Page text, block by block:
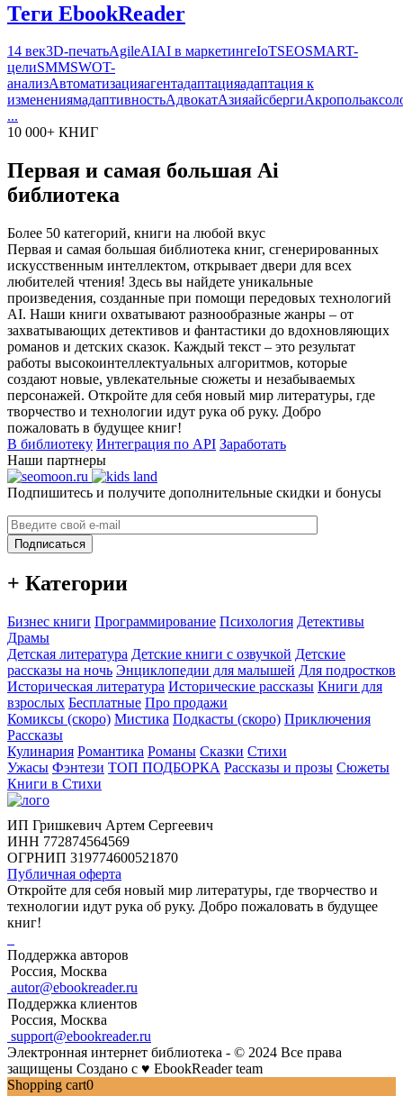
Теги EbookReader
14 век3D-печатьAgileAIAI в маркетингеIoTSEOSMART-
целиSMMSWOT-
анализАвтоматизацияагентадаптацияадаптация к
изменениямадаптивностьАдвокатАзияайсбергиАкрополь
...
10 000+ КНИГ
Первая и самая большая Ai
библиотека
Более 50 категорий, книги на любой вкус
Первая и самая большая библиотека книг, сгенерированных
искусственным интеллектом, открывает двери для всех
любителей чтения! Здесь вы найдете уникальные
произведения, созданные при помощи передовых технологий
AI. Наши книги охватывают разнообразные жанры – от
захватывающих детективов и фантастики до вдохновляющих
романов и детских сказок. Каждый текст – это результат
работы высокоинтеллектуальных алгоритмов, которые
создают новые, увлекательные сюжеты и незабываемых
персонажей. Откройте для себя новый мир литературы, где
творчество и технологии идут рука об руку. Добро
пожаловать в будущее книг!
В библиотеку Интеграция по API Заработать
Наши партнеры
Подпишитесь и получите дополнительные скидки и бонусы
Подписаться
+ Категории
Бизнес книги Программирование Психология Детективы
Драмы
Детская литература Детские книги с озвучкой Детские
рассказы на ночь Энциклопедии для малышей Для подростков
Историческая литература Исторические рассказы Книги для
взрослых Бесплатные Про продажи
Комиксы (скоро) Мистика Подкасты (скоро) Приключения
Рассказы
Кулинария Романтика Романы Сказки Стихи
Ужасы Фэнтези ТОП ПОДБОРКА Рассказы и прозы Сюжеты
Книги в Стихи
ИП Гришкевич Артем Сергеевич
ИНН 772874564569
ОГРНИП 319774600521870
Публичная оферта
Откройте для себя новый мир литературы, где творчество и
технологии идут рука об руку. Добро пожаловать в будущее
книг!
Поддержка авторов
Россия, Москва
autor@ebookreader.ru
Поддержка клиентов
Россия, Москва
support@ebookreader.ru
Электронная интернет библиотека - © 2024 Все права
защищены Создано с ♥ EbookReader team
Shopping cart0